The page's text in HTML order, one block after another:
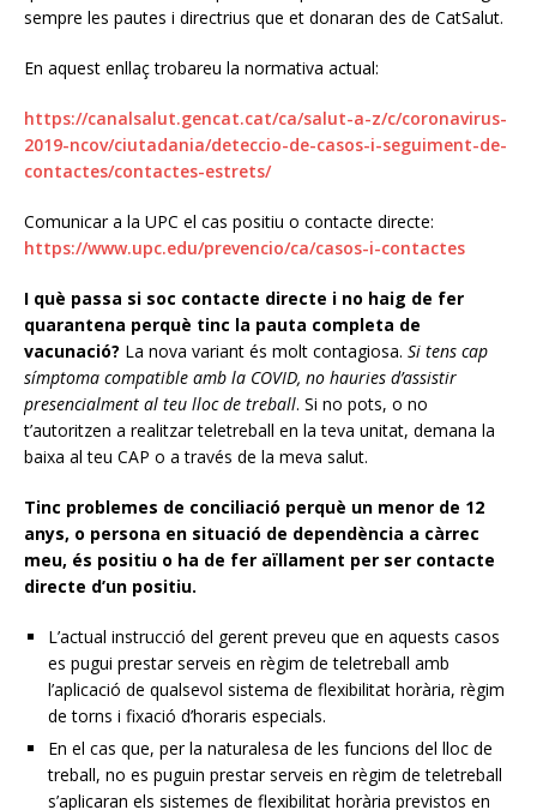
sempre les pautes i directrius que et donaran des de CatSalut.
En aquest enllaç trobareu la normativa actual:
https://canalsalut.gencat.cat/ca/salut-a-z/c/coronavirus-
2019-ncov/ciutadania/deteccio-de-casos-i-seguiment-de-
contactes/contactes-estrets/
Comunicar a la UPC el cas positiu o contacte directe:
https://www.upc.edu/prevencio/ca/casos-i-contactes
I què passa si soc contacte directe i no haig de fer
quarantena perquè tinc la pauta completa de
vacunació? La nova variant és molt contagiosa. Si tens cap
símptoma compatible amb la COVID, no hauries d’assistir
presencialment al teu lloc de treball. Si no pots, o no
t’autoritzen a realitzar teletreball en la teva unitat, demana la
baixa al teu CAP o a través de la meva salut.
Tinc problemes de conciliació perquè un menor de 12
anys, o persona en situació de dependència a càrrec
meu, és positiu o ha de fer aïllament per ser contacte
directe d’un positiu.
L’actual instrucció del gerent preveu que en aquests casos
es pugui prestar serveis en règim de teletreball amb
l’aplicació de qualsevol sistema de flexibilitat horària, règim
de torns i fixació d’horaris especials.
En el cas que, per la naturalesa de les funcions del lloc de
treball, no es puguin prestar serveis en règim de teletreball
s’aplicaran els sistemes de flexibilitat horària previstos en